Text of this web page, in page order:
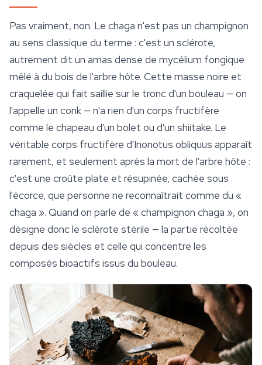
Pas vraiment, non. Le chaga n'est pas un champignon
au sens classique du terme : c'est un sclérote,
autrement dit un amas dense de mycélium fongique
mêlé à du bois de l'arbre hôte. Cette masse noire et
craquelée qui fait saillie sur le tronc d'un bouleau — on
l'appelle un conk — n'a rien d'un corps fructifère
comme le chapeau d'un bolet ou d'un shiitake. Le
véritable corps fructifère d'Inonotus obliquus apparaît
rarement, et seulement après la mort de l'arbre hôte :
c'est une croûte plate et résupinée, cachée sous
l'écorce, que personne ne reconnaîtrait comme du «
chaga ». Quand on parle de « champignon chaga », on
désigne donc le sclérote stérile — la partie récoltée
depuis des siècles et celle qui concentre les
composés bioactifs issus du bouleau.